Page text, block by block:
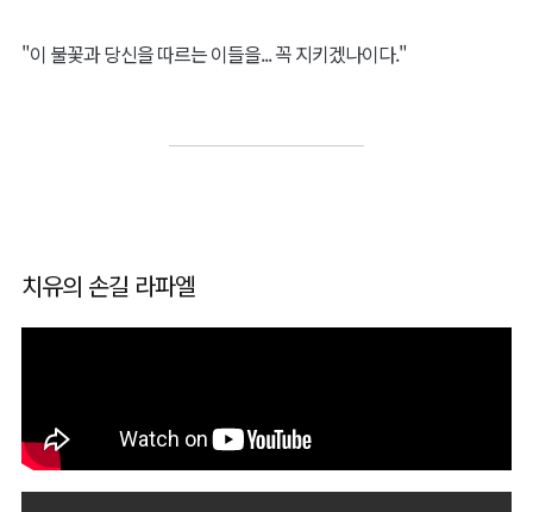
"이 불꽃과 당신을 따르는 이들을... 꼭 지키겠나이다."
치유의 손길 라파엘